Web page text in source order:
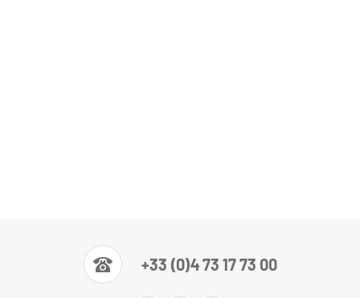
+33 (0)4 73 17 73 00